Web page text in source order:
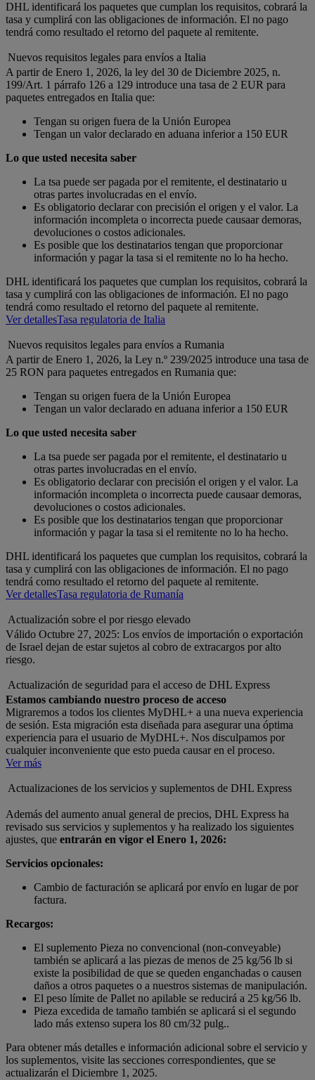
DHL identificará los paquetes que cumplan los requisitos, cobrará la
tasa y cumplirá con las obligaciones de información. El no pago
tendrá como resultado el retorno del paquete al remitente.
Nuevos requisitos legales para envíos a Italia
A partir de Enero 1, 2026, la ley del 30 de Diciembre 2025, n.
199/Art. 1 párrafo 126 a 129 introduce una tasa de 2 EUR para
paquetes entregados en Italia que:
Tengan su origen fuera de la Unión Europea
Tengan un valor declarado en aduana inferior a 150 EUR
Lo que usted necesita saber
La tsa puede ser pagada por el remitente, el destinatario u
otras partes involucradas en el envío.
Es obligatorio declarar con precisión el origen y el valor. La
información incompleta o incorrecta puede causaar demoras,
devoluciones o costos adicionales.
Es posible que los destinatarios tengan que proporcionar
información y pagar la tasa si el remitente no lo ha hecho.
DHL identificará los paquetes que cumplan los requisitos, cobrará la
tasa y cumplirá con las obligaciones de información. El no pago
tendrá como resultado el retorno del paquete al remitente.
Ver detallesTasa regulatoria de Italia
Nuevos requisitos legales para envíos a Rumania
A partir de Enero 1, 2026, la Ley n.º 239/2025 introduce una tasa de
25 RON para paquetes entregados en Rumania que:
Tengan su origen fuera de la Unión Europea
Tengan un valor declarado en aduana inferior a 150 EUR
Lo que usted necesita saber
La tsa puede ser pagada por el remitente, el destinatario u
otras partes involucradas en el envío.
Es obligatorio declarar con precisión el origen y el valor. La
información incompleta o incorrecta puede causaar demoras,
devoluciones o costos adicionales.
Es posible que los destinatarios tengan que proporcionar
información y pagar la tasa si el remitente no lo ha hecho.
DHL identificará los paquetes que cumplan los requisitos, cobrará la
tasa y cumplirá con las obligaciones de información. El no pago
tendrá como resultado el retorno del paquete al remitente.
Ver detallesTasa regulatoria de Rumanía
Actualización sobre el por riesgo elevado
Válido Octubre 27, 2025: Los envíos de importación o exportación
de Israel dejan de estar sujetos al cobro de extracargos por alto
riesgo.
Actualización de seguridad para el acceso de DHL Express
Estamos cambiando nuestro proceso de acceso
Migraremos a todos los clientes MyDHL+ a una nueva experiencia
de sesión. Esta migración esta diseñada para asegurar una óptima
experiencia para el usuario de MyDHL+. Nos disculpamos por
cualquier inconveniente que esto pueda causar en el proceso.
Ver más
Actualizaciones de los servicios y suplementos de DHL Express
Además del aumento anual general de precios, DHL Express ha
revisado sus servicios y suplementos y ha realizado los siguientes
ajustes, que entrarán en vigor el Enero 1, 2026:
Servicios opcionales:
Cambio de facturación se aplicará por envío en lugar de por
factura.
Recargos:
El suplemento Pieza no convencional (non-conveyable)
también se aplicará a las piezas de menos de 25 kg/56 lb si
existe la posibilidad de que se queden enganchadas o causen
daños a otros paquetes o a nuestros sistemas de manipulación.
El peso límite de Pallet no apilable se reducirá a 25 kg/56 lb.
Pieza excedida de tamaño también se aplicará si el segundo
lado más extenso supera los 80 cm/32 pulg..
Para obtener más detalles e información adicional sobre el servicio y
los suplementos, visite las secciones correspondientes, que se
actualizarán el Diciembre 1, 2025.